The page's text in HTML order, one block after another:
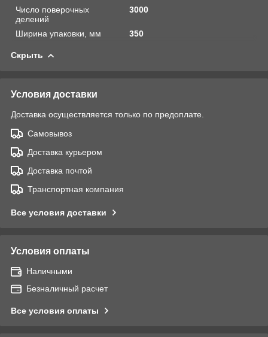
Число поверочных
делений
3000
Ширина упаковки, мм 350
Скрыть
Условия доставки
Доставка осуществляется только по предоплате.
Самовывоз
Доставка курьером
Доставка почтой
Транспортная компания
Все условия доставки
Условия оплаты
Наличными
Безналичный расчет
Все условия оплаты